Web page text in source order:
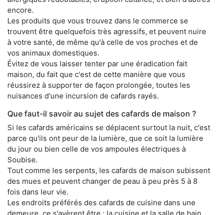
encore.
Les produits que vous trouvez dans le commerce se
trouvent être quelquefois très agressifs, et peuvent nuire
à votre santé, de même qu'à celle de vos proches et de
vos animaux domestiques.
Évitez de vous laisser tenter par une éradication fait
maison, du fait que c'est de cette manière que vous
réussirez à supporter de façon prolongée, toutes les
nuisances d'une incursion de cafards rayés.
Que faut-il savoir au sujet des cafards de maison ?
Si les cafards américains se déplacent surtout la nuit, c'est
parce qu'ils ont peur de la lumière, que ce soit la lumière
du jour ou bien celle de vos ampoules électriques à
Soubise.
Tout comme les serpents, les cafards de maison subissent
des mues et peuvent changer de peau à peu près 5 à 8
fois dans leur vie.
Les endroits préférés des cafards de cuisine dans une
demeure, ce s'avèrent être : la cuisine et la salle de bain.